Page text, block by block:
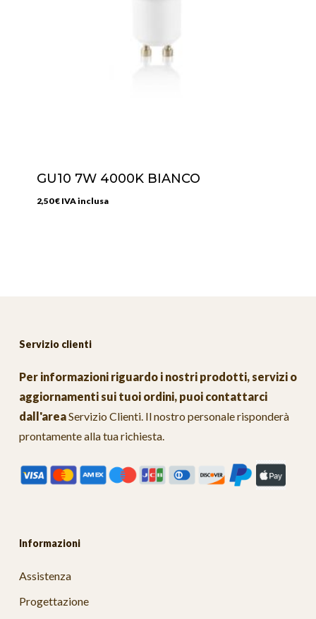
GU10 7W 4000K BIANCO
2,50€ IVA inclusa
Servizio clienti
Per informazioni riguardo i nostri prodotti, servizi o
aggiornamenti sui tuoi ordini, puoi contattarci
dall'areaServizio Clienti. Il nostro personale risponderà
prontamente alla tua richiesta.
Informazioni
Assistenza
Progettazione